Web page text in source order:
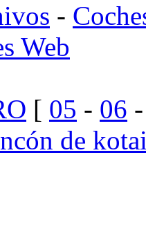
-
Web
[ 05 - 06
de